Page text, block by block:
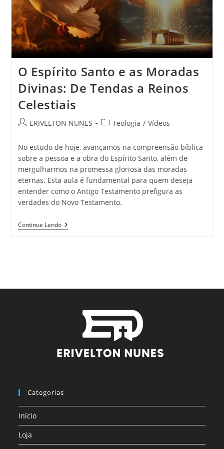
O Espírito Santo e as Moradas
Divinas: De Tendas a Reinos
Celestiais
ERIVELTON NUNES Teologia / Vídeos
No estudo de hoje, avançamos na compreensão bíblica
sobre a pessoa e a obra do Espírito Santo, além de
mergulharmos na promessa gloriosa das moradas
eternas. Esta aula é fundamental para quem deseja
entender como o Antigo Testamento prefigura as
verdades do Novo Testamento.
Continue Lendo
Categorias
Início
Loja